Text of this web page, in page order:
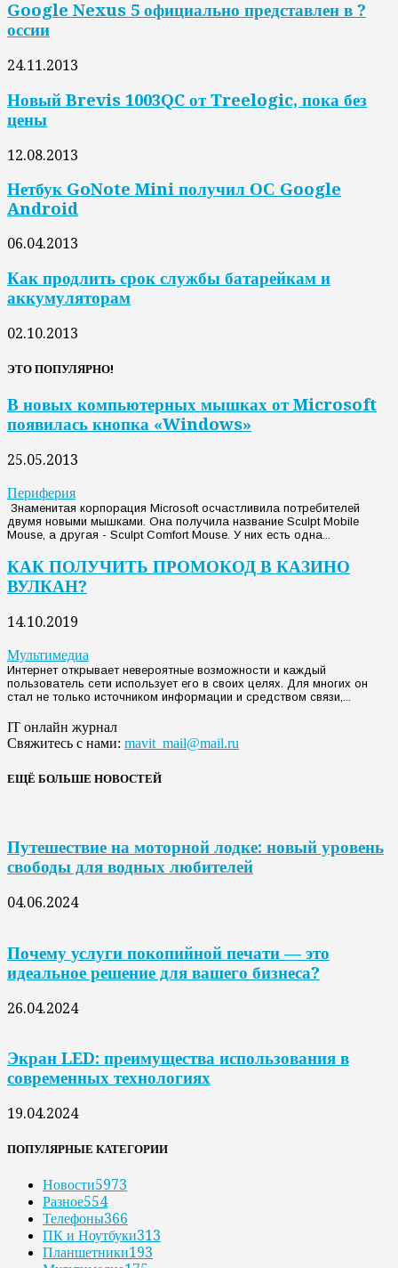
Google Nexus 5 официально представлен в ?
оссии
24.11.2013
Новый Brevis 1003QC от Treelogic, пока без
цены
12.08.2013
Нетбук GoNote Mini получил ОС Google
Android
06.04.2013
Как продлить срок службы батарейкам и
аккумуляторам
02.10.2013
ЭТО ПОПУЛЯРНО!
В новых компьютерных мышках от Microsoft
появилась кнопка «Windows»
25.05.2013
Периферия
Знаменитая корпорация Microsoft осчастливила потребителей
двумя новыми мышками. Она получила название Sculpt Mobile
Mouse, а другая - Sculpt Comfort Mouse. У них есть одна...
КАК ПОЛУЧИТЬ ПРОМОКОД В КАЗИНО
ВУЛКАН?
14.10.2019
Мультимедиа
Интернет открывает невероятные возможности и каждый
пользователь сети использует его в своих целях. Для многих он
стал не только источником информации и средством связи,...
IT онлайн журнал
Свяжитесь с нами: mavit_mail@mail.ru
ЕЩЁ БОЛЬШЕ НОВОСТЕЙ
Путешествие на моторной лодке: новый уровень
свободы для водных любителей
04.06.2024
Почему услуги покопийной печати — это
идеальное решение для вашего бизнеса?
26.04.2024
Экран LED: преимущества использования в
современных технологиях
19.04.2024
ПОПУЛЯРНЫЕ КАТЕГОРИИ
Новости5973
Разное554
Телефоны366
ПК и Ноутбуки313
Планшетники193